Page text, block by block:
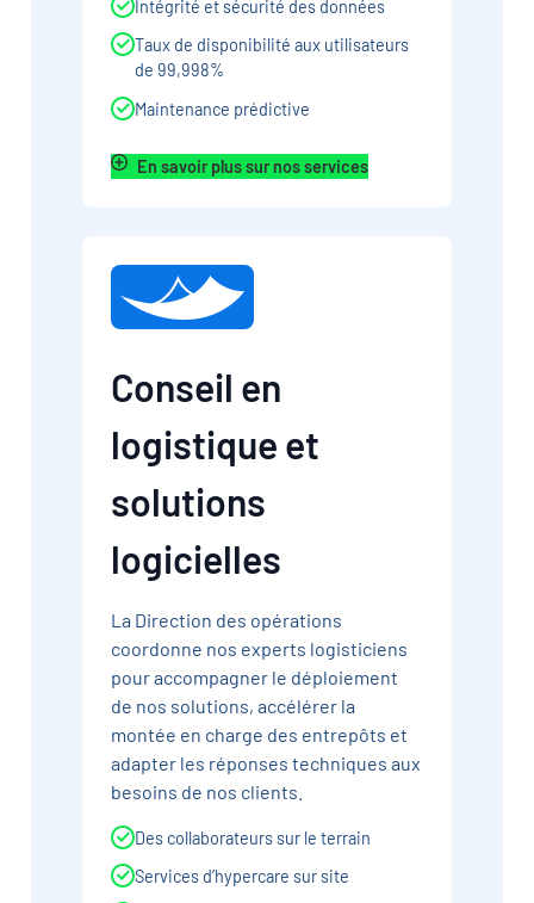
Intégrité et sécurité des données
Taux de disponibilité aux utilisateurs
de 99,998%
Maintenance prédictive
En savoir plus sur nos services
Conseil en
logistique et
solutions
logicielles
La Direction des opérations
coordonne nos experts logisticiens
pour accompagner le déploiement
de nos solutions, accélérer la
montée en charge des entrepôts et
adapter les réponses techniques aux
besoins de nos clients.
Des collaborateurs sur le terrain
Services d’hypercare sur site